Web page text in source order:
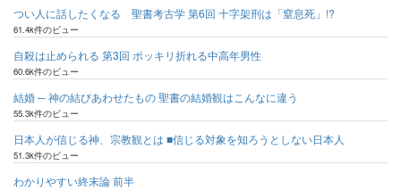
つい人に話したくなる 聖書考古学 第6回 十字架刑は「窒息死」!?
61.4k件のビュー
自殺は止められる 第3回 ポッキリ折れる中高年男性
60.6k件のビュー
結婚 ─ 神の結びあわせたもの 聖書の結婚観はこんなに違う
55.3k件のビュー
日本人が信じる神、宗教観とは ■信じる対象を知ろうとしない日本人
51.3k件のビュー
わかりやすい終末論 前半